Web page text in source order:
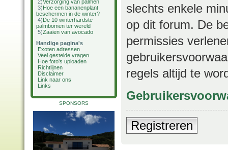
2)Verzorging van palmen
3)Hoe een bananenplant
beschermen in de winter?
4)De 10 winterhardste
palmbomen ter wereld
5)Zaaien van avocado
Handige pagina's
Exoten adressen
Veel gestelde vragen
Hoe foto's uploaden
Richtlijnen
Disclaimer
Link naar ons
Links
SPONSORS
slechts enkele
op dit forum. De
permissies
regels altijd te
Registreren